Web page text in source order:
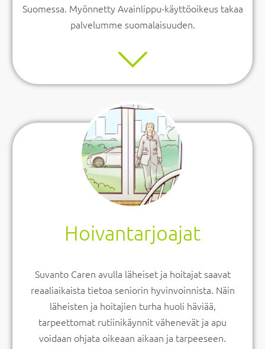
Suomessa. Myönnetty Avainlippu-käyttöoikeus takaa
palvelumme suomalaisuuden.
Hoivantarjoajat
Suvanto Caren avulla läheiset ja hoitajat saavat
reaaliaikaista tietoa seniorin hyvinvoinnista. Näin
läheisten ja hoitajien turha huoli häviää,
tarpeettomat rutiinikäynnit vähenevät ja apu
voidaan ohjata oikeaan aikaan ja tarpeeseen.